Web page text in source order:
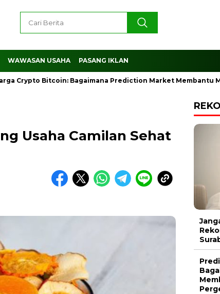
WAWASAN USAHA PASANG IKLAN
Bitcoin: Bagaimana Prediction Market Membantu
Usaha Camilan Sehat